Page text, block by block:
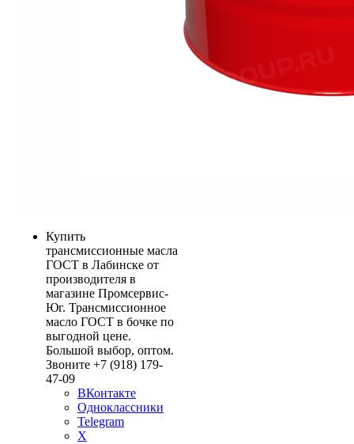
Купить
трансмиссионные масла
ГОСТ в Лабинске от
производителя в
магазине Промсервис-
Юг. Трансмиссионное
масло ГОСТ в бочке по
выгодной цене.
Большой выбор, оптом.
Звоните +7 (918) 179-
47-09
ВКонтакте
Одноклассники
Telegram
X